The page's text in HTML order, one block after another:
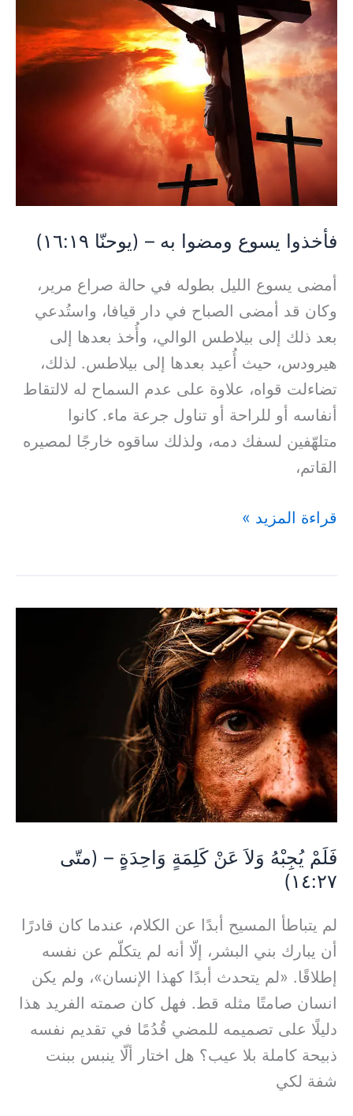
فأخذوا يسوع ومضوا به – (يوحنّا ١٦:١٩)
أمضى يسوع الليل بطوله في حالة صراع مرير،
وكان قد أمضى الصباح في دار قيافا، واستُدعي
بعد ذلك إلى بيلاطس الوالي، وأُخذ بعدها إلى
هيرودس، حيث أُعيد بعدها إلى بيلاطس. لذلك،
تضاءلت قواه، علاوة على عدم السماح له لالتقاط
أنفاسه أو للراحة أو تناول جرعة ماء. كانوا
متلهّفين لسفك دمه، ولذلك ساقوه خارجًا لمصيره
القاتم،
يسوع
ومضوا
به
(يوحنّا
١٦:١٩)
قراءة المزيد »
فَلَمْ يُجِبْهُ وَلاَ عَنْ كَلِمَةٍ وَاحِدَةٍِ – (متّى
١٤:٢٧)
لم يتباطأ المسيح أبدًا عن الكلام، عندما كان قادرًا
أن يبارك بني البشر، إلّا أنه لم يتكلّم عن نفسه
إطلاقًا. «لم يتحدث أبدًا كهذا الإنسان»، ولم يكن
انسان صامتًا مثله قط. فهل كان صمته الفريد هذا
دليلًا على تصميمه للمضي قُدُمًا في تقديم نفسه
ذبيحة كاملة بلا عيب؟ هل اختار ألّا ينبس ببنت
شفة لكي
فَلَمْ
يُجِبْهُ
وَلاَ
عَنْ
وَاحِدَةٍِ
(متّى
١٤:٢٧)